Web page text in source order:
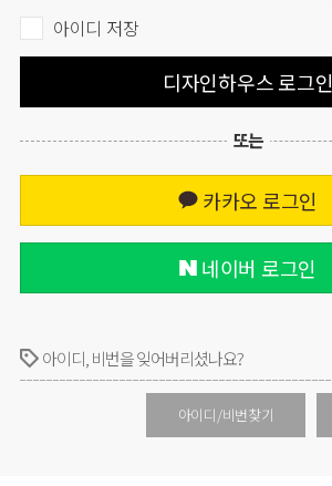
아이디 저장
디자인하우스 로그인
또는
카카오 로그인
네이버 로그인
아이디, 비번을 잊어버리셨나요?
아이디/비번찾기